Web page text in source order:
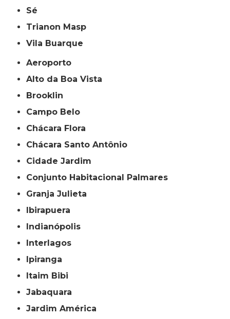
Sé
Trianon Masp
Vila Buarque
Aeroporto
Alto da Boa Vista
Brooklin
Campo Belo
Chácara Flora
Chácara Santo Antônio
Cidade Jardim
Conjunto Habitacional Palmares
Granja Julieta
Ibirapuera
Indianópolis
Interlagos
Ipiranga
Itaim Bibi
Jabaquara
Jardim América